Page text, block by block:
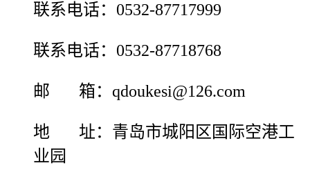
联系电话：0532-87717999
联系电话：0532-87718768
邮 箱：qdoukesi@126.com
地 址：青岛市城阳区国际空港工
业园